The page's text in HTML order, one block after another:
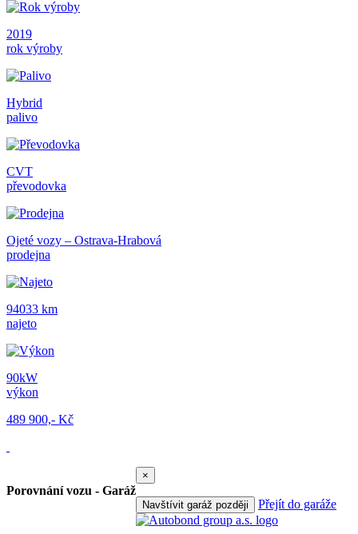
2019
rok výroby
Hybrid
palivo
CVT
převodovka
Ojeté vozy – Ostrava-Hrabová
prodejna
94033 km
najeto
90kW
výkon
489 900,- Kč
Porovnání vozu - Garáž
×
Navštívit garáž později Přejít do garáže